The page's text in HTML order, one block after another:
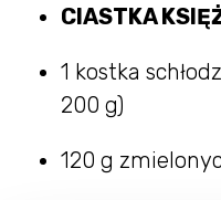
CIASTKA
1 kostka
200 g)
120 g